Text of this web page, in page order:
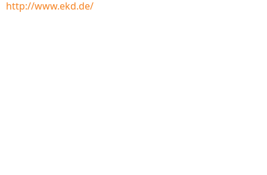
http://www.ekd.de/